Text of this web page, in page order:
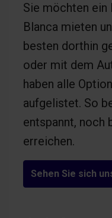
Sie möchten ein
Blanca mieten
besten dorthin
oder mit dem
haben alle
aufgelistet. So
entspannt, noch
erreichen.
Sehen Sie sich